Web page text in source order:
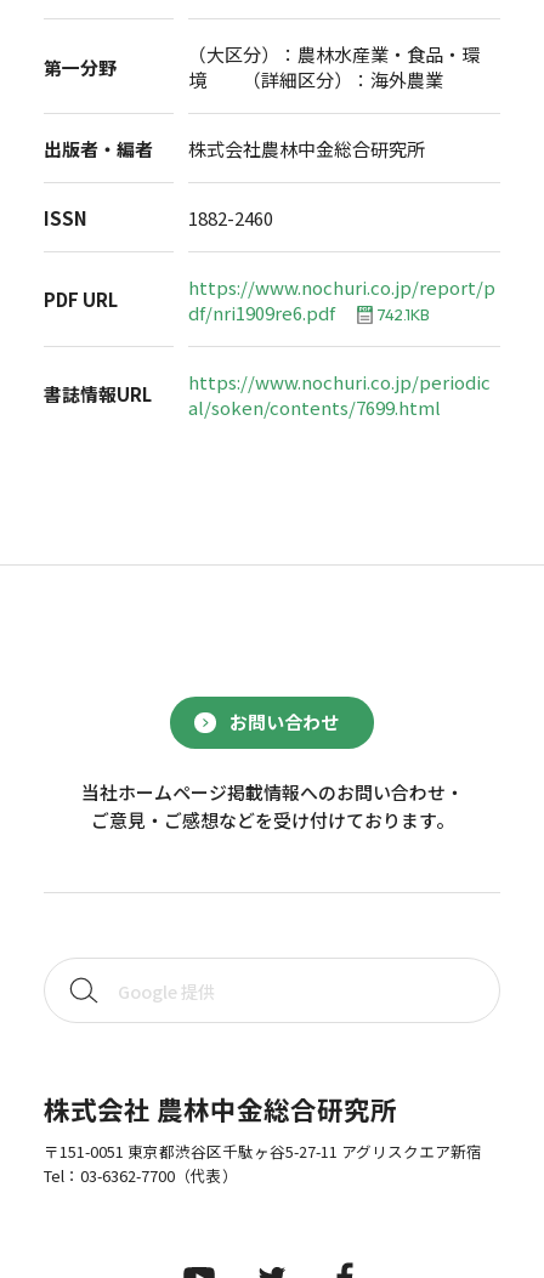
第一分野
（大区分）：農林水産業・食品・環
境 （詳細区分）：海外農業
出版者・編者 株式会社農林中金総合研究所
ISSN 1882-2460
PDF URL
https://www.nochuri.co.jp/report/p
df/nri1909re6.pdf
742.1KB
書誌情報URL
https://www.nochuri.co.jp/periodic
al/soken/contents/7699.html
お問い合わせ
当社ホームページ掲載情報へのお問い合わせ・
ご意見・ご感想などを受け付けております。
株式会社 農林中金総合研究所
〒151-0051 東京都渋谷区千駄ヶ谷5-27-11 アグリスクエア新宿
Tel： 03-6362-7700（代表）